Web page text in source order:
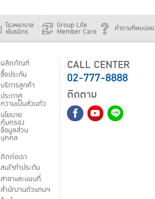
โรงพยาบาล
พันธมิตร
Group Life
Member Care คำถามที่พบบ่อย
ผลิตภัณฑ์
ชื้อประกัน
บริการลูกค้า
ประกาศ
ความเป็นส่วนตัว
นโยบาย
คุ้มครอง
ข้อมูลส่วน
บุคคล
ติดต่อเรา
สนใจทำประกัน
สาขาและแผนที่
สำนักงานตัวแทนฯ
CALL CENTER
02-777-8888
ติดตาม